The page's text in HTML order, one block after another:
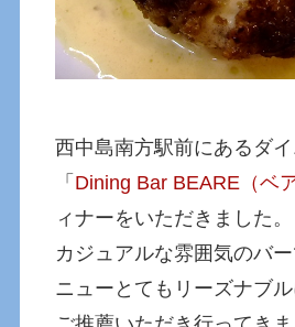
西中島南方駅前にあるダ
「 Dining Bar BEARE（ベ
ィナーをいただきました。
カジュアルな雰囲気のバ
ニューとてもリーズナブ